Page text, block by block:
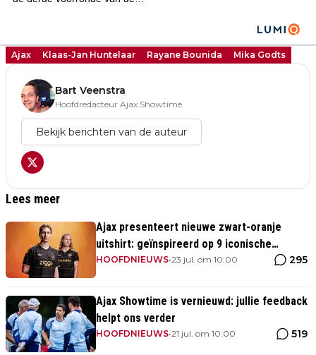
Ajax Klaas-Jan Huntelaar Rayane Bounida Mika Godts
Bart Veenstra
Hoofdredacteur Ajax Showtime
Bekijk berichten van de auteur
Lees meer
Ajax presenteert nieuwe zwart-oranje
uitshirt: geïnspireerd op 9 iconische
momenten uit clubhistorie
HOOFDNIEUWS•23 jul. om 10:00 295
Ajax Showtime is vernieuwd: jullie feedback
helpt ons verder
HOOFDNIEUWS•21 jul. om 10:00 519